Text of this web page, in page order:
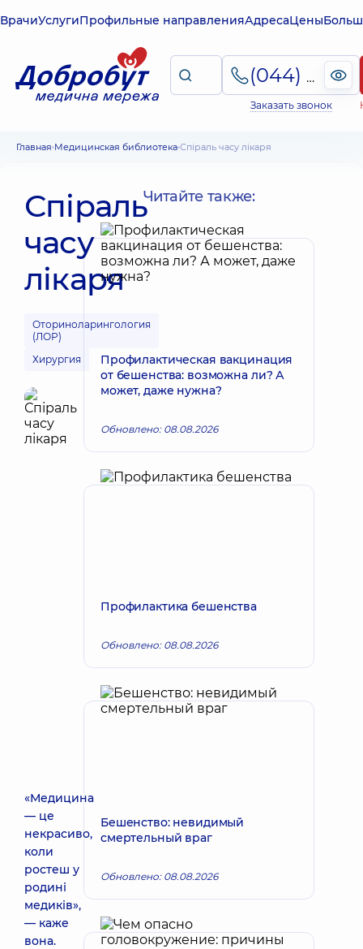
ВрачиУслугиПрофильные направленияАдресаЦены
(044) 495-2-888
Заказать звонок
Главная Медицинская библиотека Спіраль часу лікаря
Спіраль
часу
лікаря
Оториноларингология
(ЛОР)
Хирургия
«Медицина
— це
некрасиво,
коли
ростеш у
родині
медиків»,
— каже
вона.
Читайте также:
Профилактическая вакцинация
от бешенства: возможна ли? А
может, даже нужна?
Обновлено: 08.08.2026
Профилактика бешенства
Обновлено: 08.08.2026
Бешенство: невидимый
смертельный враг
Обновлено: 08.08.2026